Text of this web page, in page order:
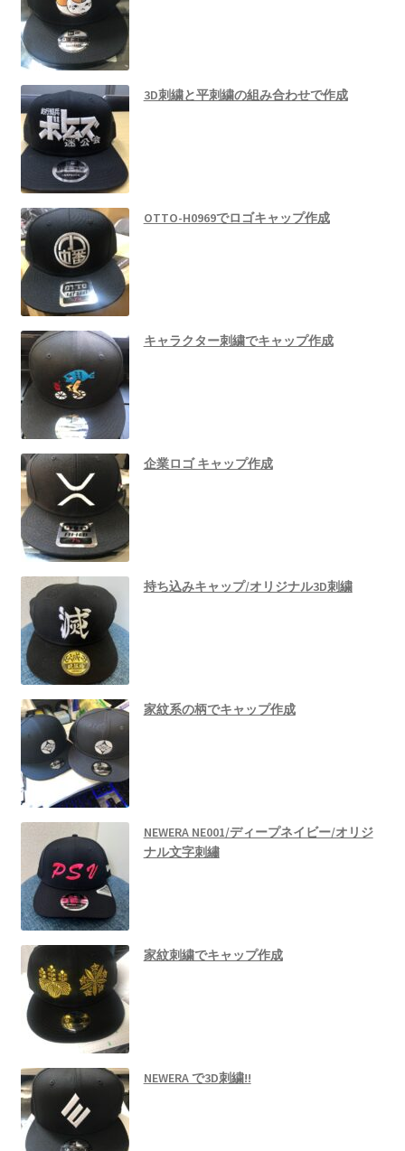
3D刺繍と平刺繍の組み合わせで作成
OTTO-H0969でロゴキャップ作成
キャラクター刺繍でキャップ作成
企業ロゴ キャップ作成
持ち込みキャップ/オリジナル3D刺繍
家紋系の柄でキャップ作成
NEWERA NE001/ディープネイビー/オリジ
ナル文字刺繡
家紋刺繍でキャップ作成
NEWERA で3D刺繍!!